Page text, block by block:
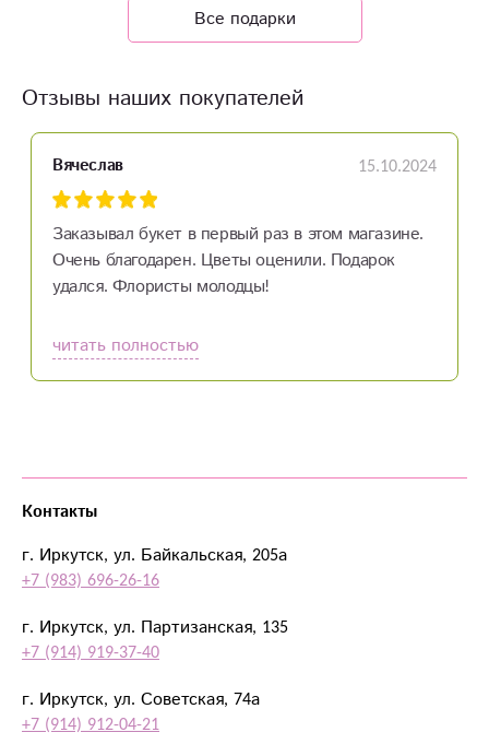
Все подарки
Отзывы наших покупателей
Вячеслав 15.10.2024
Заказывал букет в первый раз в этом магазине.
Очень благодарен. Цветы оценили. Подарок
удался. Флористы молодцы!
читать полностью
Контакты
г. Иркутск, ул. Байкальская, 205а
+7 (983) 696-26-16
г. Иркутск, ул. Партизанская, 135
+7 (914) 919-37-40
г. Иркутск, ул. Советская, 74а
+7 (914) 912-04-21